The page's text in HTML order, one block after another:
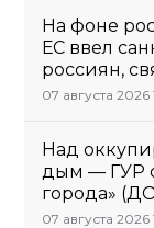
На фоне
ЕС ввел
россиян,
07 августа 2026
Над
дым — ГУР
города»
07 августа 2026